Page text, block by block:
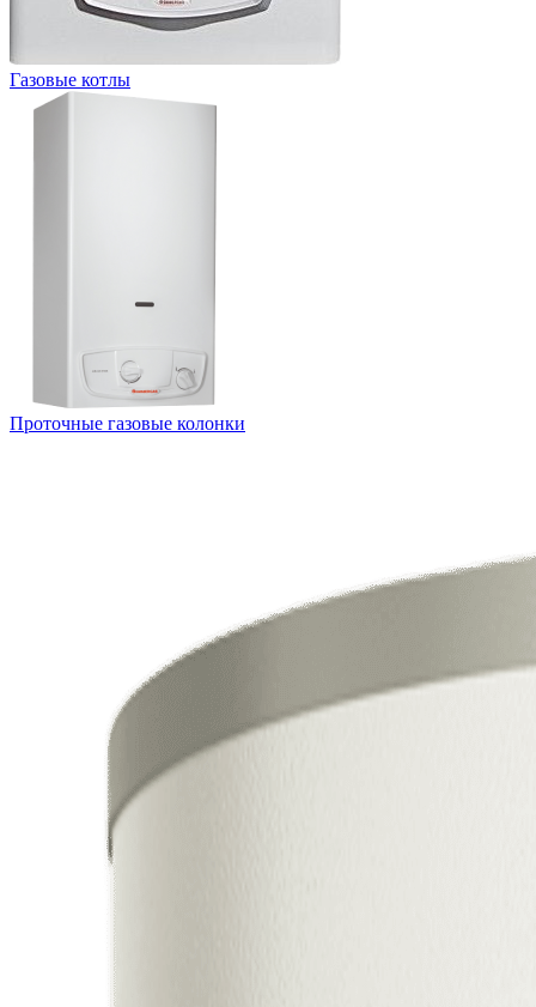
Газовые котлы
Проточные газовые колонки